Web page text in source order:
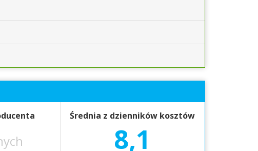
Średnia z dzienników kosztów
8,1